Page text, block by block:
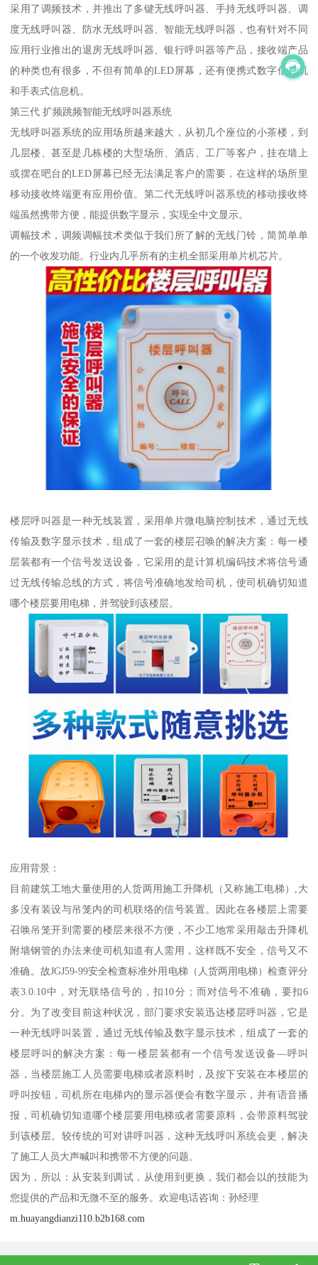
采用了调频技术，并推出了多键无线呼叫器、手持无线呼叫器、调
度无线呼叫器、防水无线呼叫器、智能无线呼叫器，也有针对不同
应用行业推出的退房无线呼叫器、银行呼叫器等产品，接收端产品
的种类也有很多，不但有简单的LED屏幕，还有便携式数字信息机
和手表式信息机。
第三代 扩频跳频智能无线呼叫器系统
无线呼叫器系统的应用场所越来越大，从初几个座位的小茶楼，到
几层楼、甚至是几栋楼的大型场所、酒店、工厂等客户，挂在墙上
或摆在吧台的LED屏幕已经无法满足客户的需要，在这样的场所里
移动接收终端更有应用价值。第二代无线呼叫器系统的移动接收终
端虽然携带方便，能提供数字显示，实现全中文显示。
调幅技术，调频调幅技术类似于我们所了解的无线门铃，简简单单
的一个收发功能。行业内几乎所有的主机全部采用单片机芯片。
楼层呼叫器是一种无线装置，采用单片微电脑控制技术，通过无线
传输及数字显示技术，组成了一套的楼层召唤的解决方案：每一楼
层装都有一个信号发送设备，它采用的是计算机编码技术将信号通
过无线传输总线的方式，将信号准确地发给司机，使司机确切知道
哪个楼层要用电梯，并驾驶到该楼层。
应用背景：
目前建筑工地大量使用的人货两用施工升降机（又称施工电梯）,大
多没有装设与吊笼内的司机联络的信号装置。因此在各楼层上需要
召唤吊笼开到需要的楼层来很不方便，不少工地常采用敲击升降机
附墙钢管的办法来使司机知道有人需用，这样既不安全，信号又不
准确。故JGJ59-99安全检查标准外用电梯（人货两用电梯）检查评分
表3.0.10中，对无联络信号的，扣10分；而对信号不准确，要扣6
分。为了改变目前这种状况，部门要求安装迅达楼层呼叫器，它是
一种无线呼叫装置，通过无线传输及数字显示技术，组成了一套的
楼层呼叫的解决方案：每一楼层装都有一个信号发送设备—呼叫
器，当楼层施工人员需要电梯或者原料时，及按下安装在本楼层的
呼叫按钮，司机所在电梯内的显示器便会有数字显示，并有语音播
报，司机确切知道哪个楼层要用电梯或者需要原料，会带原料驾驶
到该楼层。较传统的可对讲呼叫器，这种无线呼叫系统会更，解决
了施工人员大声喊叫和携带不方便的问题。
因为，所以：从安装到调试，从使用到更换，我们都会以的技能为
您提供的产品和无微不至的服务。欢迎电话咨询：孙经理
m.huayangdianzi110.b2b168.com